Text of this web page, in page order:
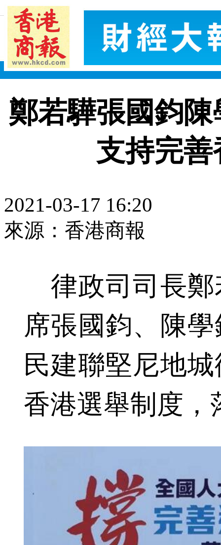
鄭若驊張國鈞
支持完
2021-03-17 16:20
來源：香港商報
律政司司長鄭
席張國鈞、陳
民建聯堅尼地
香港選舉制度，